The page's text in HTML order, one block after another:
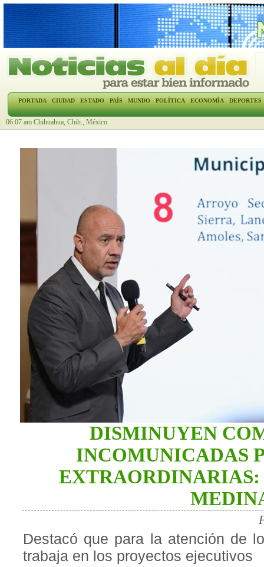
PORTADA CIUDAD ESTADO PAÍS MUNDO POLÍTICA ECONOMÍA DEPORTES
06:07 am Chihuahua, Chih., México
DISMINUYEN
INCOMUNICADAS
EXTRAORDINARIAS:
Destacó que para la atención de
trabaja en los proyectos ejecutivos